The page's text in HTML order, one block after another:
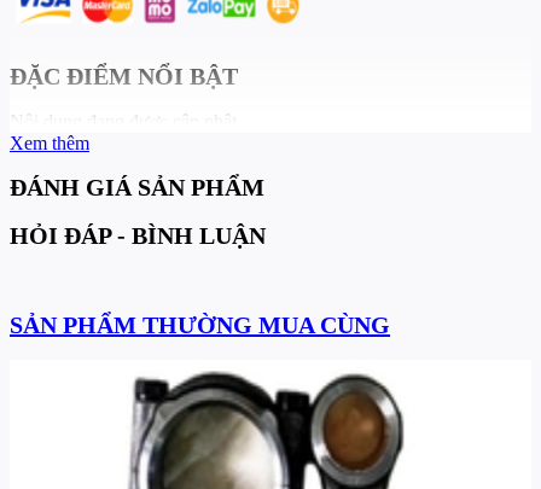
ĐẶC ĐIỂM NỔI BẬT
Nội dung đang được cập nhật
Xem thêm
ĐÁNH GIÁ SẢN PHẨM
HỎI ĐÁP - BÌNH LUẬN
SẢN PHẨM THƯỜNG MUA CÙNG